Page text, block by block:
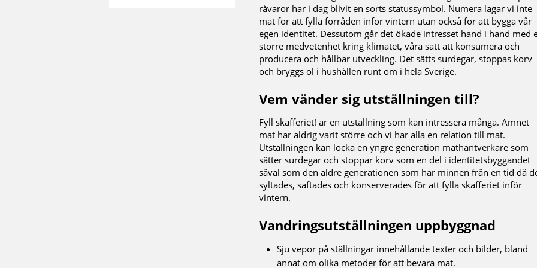
råvaror har i dag blivit en sorts statussymbol. Numera lagar vi inte
mat för att fylla förråden inför vintern utan också för att bygga vår
egen identitet. Dessutom går det ökade intresset hand i hand med
större medvetenhet kring klimatet, våra sätt att konsumera och
producera och hållbar utveckling. Det sätts surdegar, stoppas korv
och bryggs öl i hushållen runt om i hela Sverige.
Vem vänder sig utställningen till?
Fyll skafferiet! är en utställning som kan intressera många. Ämnet
mat har aldrig varit större och vi har alla en relation till mat.
Utställningen kan locka en yngre generation mathantverkare som
sätter surdegar och stoppar korv som en del i identitetsbyggandet
såväl som den äldre generationen som har minnen från en tid då
syltades, saftades och konserverades för att fylla skafferiet inför
vintern.
Vandringsutställningen uppbyggnad
Sju vepor på ställningar innehållande texter och bilder, bland
annat om olika metoder för att bevara mat.